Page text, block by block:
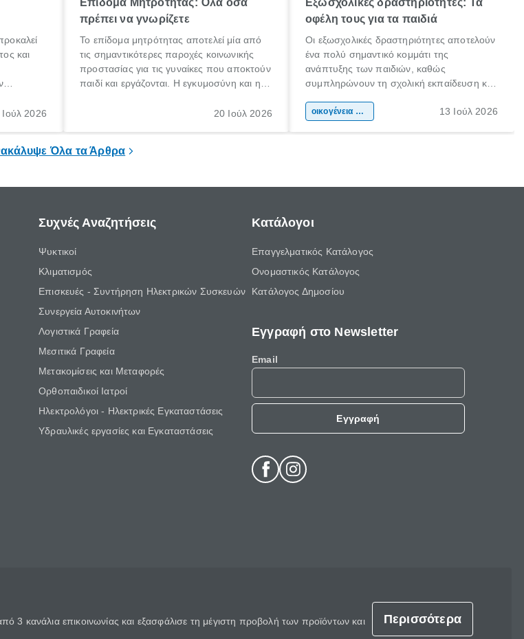
και
Ιούλ 2026
Επίδομα Μητρότητας: Όλα όσα
πρέπει να γνωρίζετε
Το επίδομα μητρότητας αποτελεί μία από
τις σημαντικότερες παροχές κοινωνικής
προστασίας για τις γυναίκες που αποκτούν
παιδί και εργάζονται. Η εγκυμοσύνη και η
σημαντική περίοδος στη ζωή κάθε20 Ιούλ 2026
Εξωσχολικές δραστηριότητες: Τα
οφέλη τους για τα παιδιά
Οι εξωσχολικές δραστηριότητες αποτελούν
ένα πολύ σημαντικό κομμάτι της
ανάπτυξης των παιδιών, καθώς
συμπληρώνουν τη σχολική εκπαίδευση και
της προσωπικότητας, της κοινωνικότητας
οικογένεια & παιδί 13 Ιούλ 2026
Όλα τα Άρθρα
Συχνές Αναζητήσεις
Ψυκτικοί
Κλιματισμός
Επισκευές - Συντήρηση Ηλεκτρικών Συσκευών
Συνεργεία Αυτοκινήτων
Λογιστικά Γραφεία
Μεσιτικά Γραφεία
Μετακομίσεις και Μεταφορές
Ορθοπαιδικοί Ιατροί
Ηλεκτρολόγοι - Ηλεκτρικές Εγκαταστάσεις
Υδραυλικές εργασίες και Εγκαταστάσεις
Κατάλογοι
Επαγγελματικός Κατάλογος
Ονομαστικός Κατάλογος
Κατάλογος Δημοσίου
Εγγραφή στο Newsletter
Email
Εγγραφή
κανάλια επικοινωνίας και εξασφάλισε τη μέγιστη προβολή των προϊόντων και
Περισσότερα